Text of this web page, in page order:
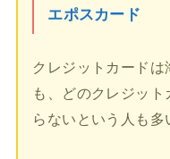
エポスカード
クレジットカード
も、どのクレジッ
らないという人も多